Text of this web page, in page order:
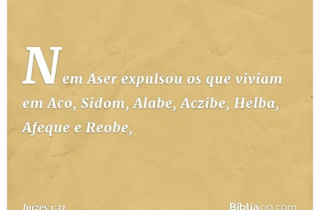
DEVOCIONAL DIÁRIO
10 MANDAMENTOS
ESTUDOS BÍBLICOS
ESBOÇOS DE PREGAÇÃO
PERGUNTE À BÍBLIA